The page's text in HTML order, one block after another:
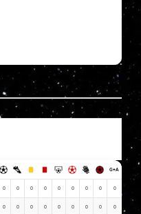
G+A
0 0 0 0 0 0 0 0 0
0 0 0 0 0 0 0 0 0